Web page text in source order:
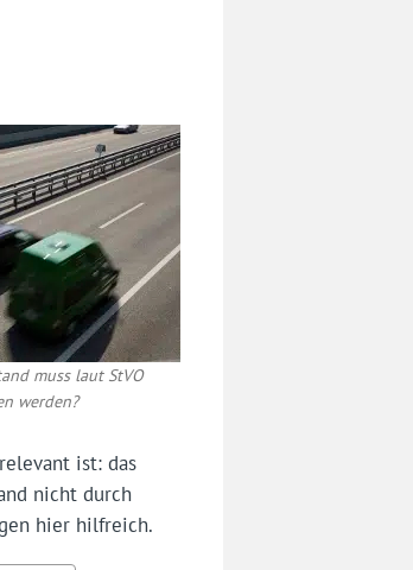
muss laut StVO
werden?
ist: das
nicht durch
hier hilfreich.